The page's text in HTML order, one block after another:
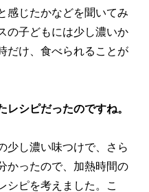
感じたかなどを聞いてみ
の子どもには少し濃いか
だけ、食べられることが
シピだったのですね。
少し濃い味つけで、さら
かったので、加熱時間の
シピを考えました。こ